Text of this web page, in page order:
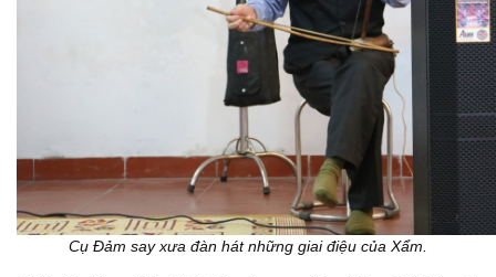
Cụ Đảm say xưa đàn hát những giai điệu của Xẩm.